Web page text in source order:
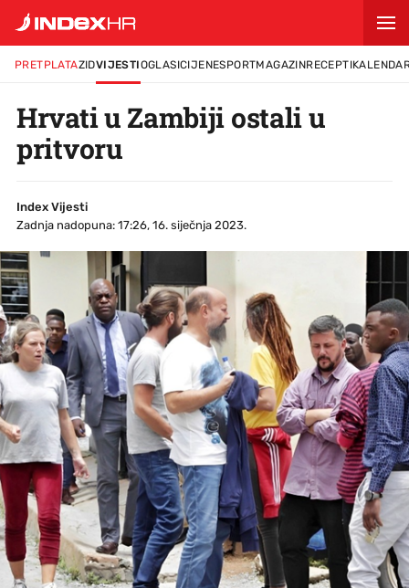
PRETPLATAZIDVIJESTIOGLASICIJENESPORTMAGAZINRECEPTI
Hrvati u Zambiji ostali u
pritvoru
Index Vijesti
Zadnja nadopuna: 17:26, 16. siječnja 2023.